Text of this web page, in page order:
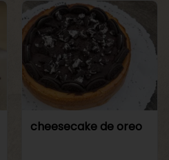
cheesecake de oreo